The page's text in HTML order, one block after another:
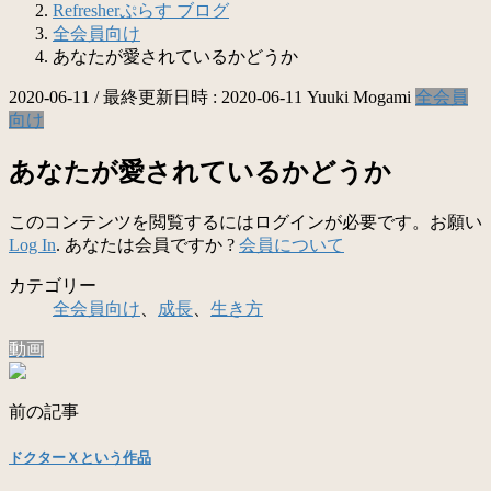
Refresherぷらす ブログ
全会員向け
あなたが愛されているかどうか
2020-06-11 / 最終更新日時 : 2020-06-11 Yuuki Mogami 全会員
向け
あなたが愛されているかどうか
このコンテンツを閲覧するにはログインが必要です。お願い
Log In. あなたは会員ですか ? 会員について
カテゴリー
全会員向け
成長 生き方
動画
前の記事
ドクターＸという作品